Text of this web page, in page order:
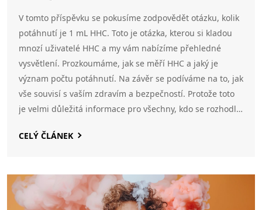
V tomto příspěvku se pokusíme zodpovědět otázku, kolik
potáhnutí je 1 mL HHC. Toto je otázka, kterou si kladou
mnozí uživatelé HHC a my vám nabízíme přehledné
vysvětlení. Prozkoumáme, jak se měří HHC a jaký je
význam počtu potáhnutí. Na závěr se podíváme na to, jak
vše souvisí s vaším zdravím a bezpečností. Protože toto
je velmi důležitá informace pro všechny, kdo se rozhodli
CELÝ ČLÁNEK